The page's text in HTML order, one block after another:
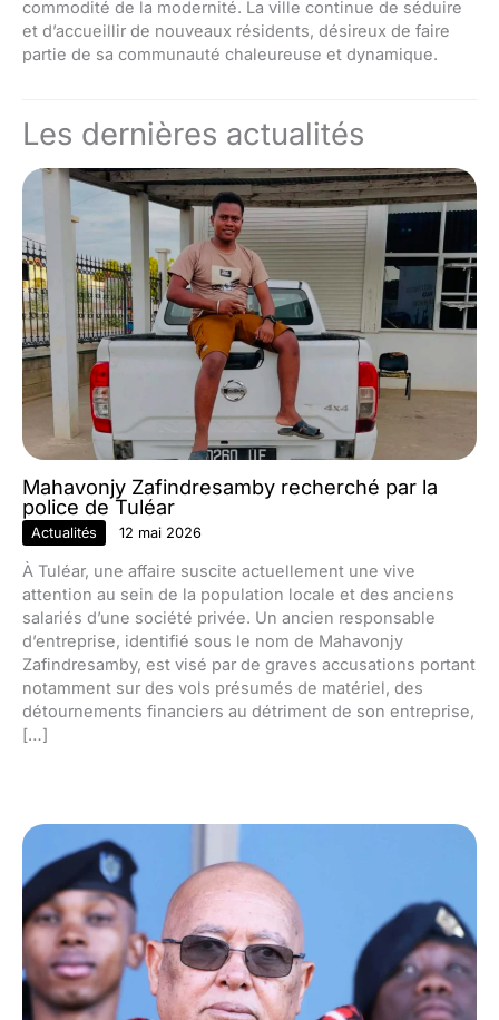
commodité de la modernité. La ville continue de séduire
et d’accueillir de nouveaux résidents, désireux de faire
partie de sa communauté chaleureuse et dynamique.
Les dernières actualités
Mahavonjy Zafindresamby recherché par la
police de Tuléar
Actualités 12 mai 2026
À Tuléar, une affaire suscite actuellement une vive
attention au sein de la population locale et des anciens
salariés d’une société privée. Un ancien responsable
d’entreprise, identifié sous le nom de Mahavonjy
Zafindresamby, est visé par de graves accusations portant
notamment sur des vols présumés de matériel, des
détournements financiers au détriment de son entreprise,
[…]